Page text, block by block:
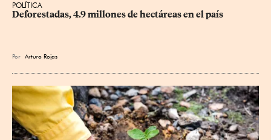
POLÍTICA
Deforestadas, 4.9 millones de hectáreas en el país
Por Arturo Rojas